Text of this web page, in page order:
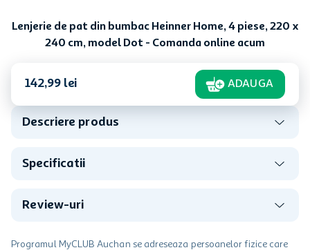
Lenjerie de pat din bumbac Heinner Home, 4 piese, 220 x
240 cm, model Dot - Comanda online acum
142,99 lei ADAUGA
Descriere produs
Specificatii
Review-uri
Programul MyCLUB Auchan se adreseaza persoanelor fizice care